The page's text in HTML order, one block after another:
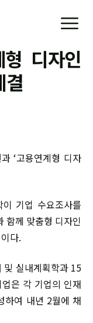
디자인
결
‘고용연계형 디자
기업 수요조사를
함께 맞춤형 디자인
다.
실내계획학과 15
은 각 기업의 인재
하여 내년 2월에 채